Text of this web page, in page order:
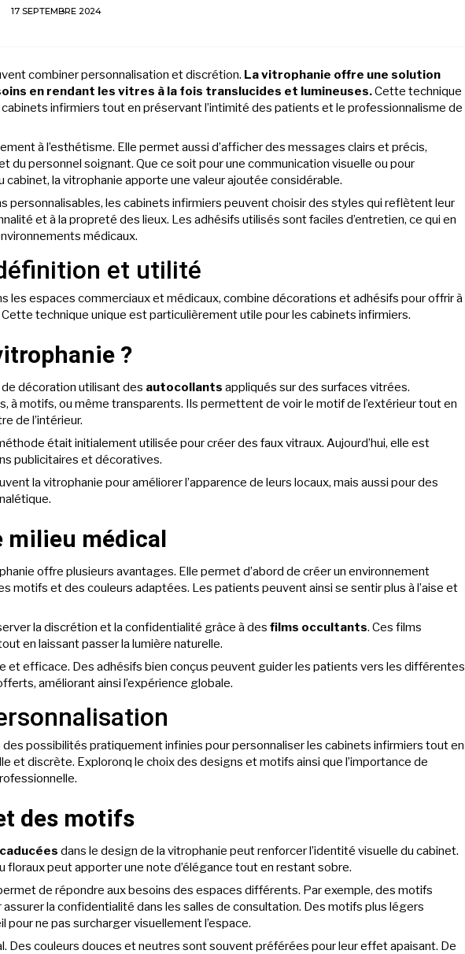
17 SEPTEMBRE 2024
combiner personnalisation et discrétion. La vitrophanie offre une solution
en rendant les vitres à la fois translucides et lumineuses.Cette technique
infirmiers tout en préservant l’intimité des patients et le professionnalisme de
à l’esthétisme. Elle permet aussi d’afficher des messages clairs et précis,
du personnel soignant. Que ce soit pour une communication visuelle ou pour
cabinet, la vitrophanie apporte une valeur ajoutée considérable.
personnalisables, les cabinets infirmiers peuvent choisir des styles qui reflètent leur
et à la propreté des lieux. Les adhésifs utilisés sont faciles d’entretien, ce qui en
médicaux.
et utilité
les espaces commerciaux et médicaux, combine décorations et adhésifs pour offrir à
technique unique est particulièrement utile pour les cabinets infirmiers.
?
décoration utilisant des autocollants appliqués sur des surfaces vitrées.
à motifs, ou même transparents. Ils permettent de voir le motif de l’extérieur tout en
de l’intérieur.
était initialement utilisée pour créer des faux vitraux. Aujourd’hui, elle est
publicitaires et décoratives.
la vitrophanie pour améliorer l’apparence de leurs locaux, mais aussi pour des
milieu médical
offre plusieurs avantages. Elle permet d’abord de créer un environnement
motifs et des couleurs adaptées. Les patients peuvent ainsi se sentir plus à l’aise et
la discrétion et la confidentialité grâce à des films occultants. Ces films
en laissant passer la lumière naturelle.
et efficace. Des adhésifs bien conçus peuvent guider les patients vers les différentes
améliorant ainsi l’expérience globale.
possibilités pratiquement infinies pour personnaliser les cabinets infirmiers tout en
et discrète. Exploronq le choix des designs et motifs ainsi que l’importance de
des motifs
caducées dans le design de la vitrophanie peut renforcer l’identité visuelle du cabinet.
floraux peut apporter une note d’élégance tout en restant sobre.
de répondre aux besoins des espaces différents. Par exemple, des motifs
la confidentialité dans les salles de consultation. Des motifs plus légers
pour ne pas surcharger visuellement l’espace.
Des couleurs douces et neutres sont souvent préférées pour leur effet apaisant. De